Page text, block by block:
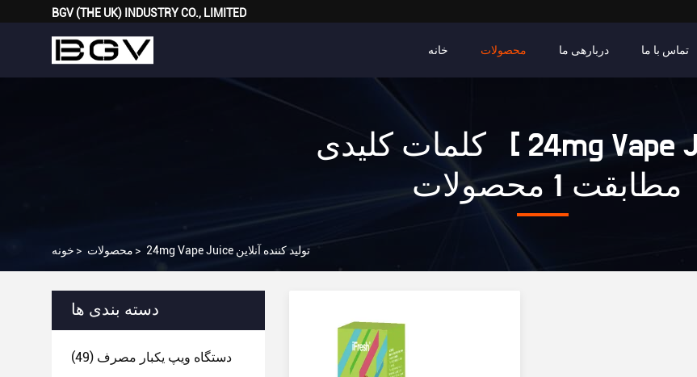
BGV (THE UK) INDUSTRY CO., LIMITED
خانه محصولات دربارهی ما تماس با ما
کلمات کلیدی [ 24mg Vape Juice ]
مطابقت 1 محصولات
خونه > محصولات > 24mg Vape Juice تولید کننده آنلاین
دسته بندی ها
دستگاه ویپ یکبار مصرف (49)